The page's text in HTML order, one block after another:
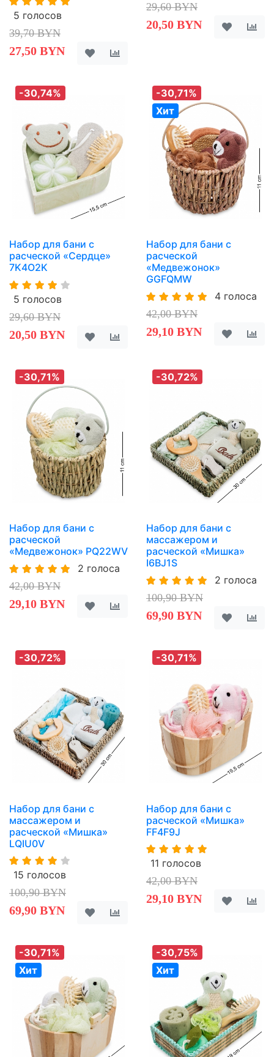
5 голосов
39,70 BYN
27,50 BYN
29,60 BYN
20,50 BYN
-30,74%
Набор для бани с
расческой «Сердце»
7K4O2K
5 голосов
29,60 BYN
20,50 BYN
-30,71%
Хит
Набор для бани с
расческой
«Медвежонок»
GGFQMW
4 голоса
42,00 BYN
29,10 BYN
-30,71%
Набор для бани с
расческой
«Медвежонок» PQ22WV
2 голоса
42,00 BYN
29,10 BYN
-30,72%
Набор для бани с
массажером и
расческой «Мишка»
I6BJ1S
2 голоса
100,90 BYN
69,90 BYN
-30,72%
Набор для бани с
массажером и
расческой «Мишка»
LQIU0V
15 голосов
100,90 BYN
69,90 BYN
-30,71%
Набор для бани с
расческой «Мишка»
FF4F9J
11 голосов
42,00 BYN
29,10 BYN
-30,71%
Хит
-30,75%
Хит